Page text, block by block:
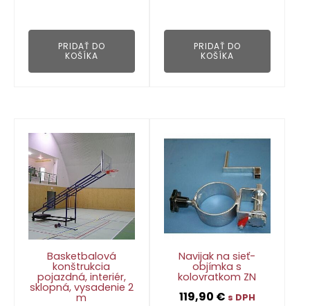
PRIDAŤ DO
KOŠÍKA
PRIDAŤ DO
KOŠÍKA
Basketbalová
konštrukcia
pojazdná, interiér,
sklopná, vysadenie 2
m
Navijak na sieť-
objímka s
kolovratkom ZN
119,90 € s DPH